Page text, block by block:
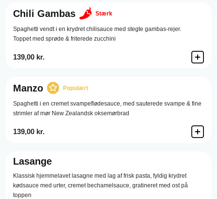
Chili Gambas Stærk
Spaghetti vendt i en krydret chilisauce med stegte gambas-rejer.
Toppet med sprøde & friterede zucchini
139,00 kr.
Manzo Populært
Spaghetti i en cremet svampeflødesauce, med sauterede svampe & fine
strimler af mør New Zealandsk oksemørbrad
139,00 kr.
Lasange
Klassisk hjemmelavet lasagne med lag af frisk pasta, fyldig krydret
kødsauce med urter, cremet bechamelsauce, gratineret med ost på
toppen